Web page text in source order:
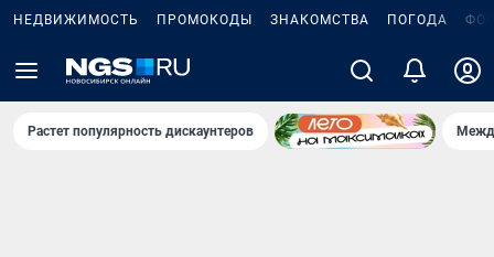
НЕДВИЖИМОСТЬ ПРОМОКОДЫ ЗНАКОМСТВА ПОГОДА
Растет популярность дискаунтеров